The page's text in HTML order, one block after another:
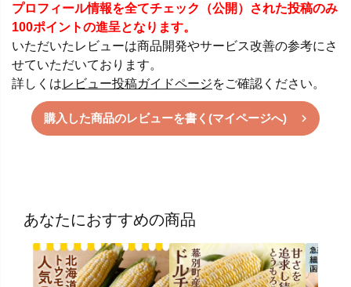
プロフィール情報を全てチェック（公開）された投稿のみ
100ポイントの進呈となります。
いただいたレビューは商品開発やサービス改善の参考にさ
せていただいております。
詳しくはレビュー投稿ガイドページをご確認ください。
購入した商品のレビューを書く(マイページへ)
あなたにおすすめの商品